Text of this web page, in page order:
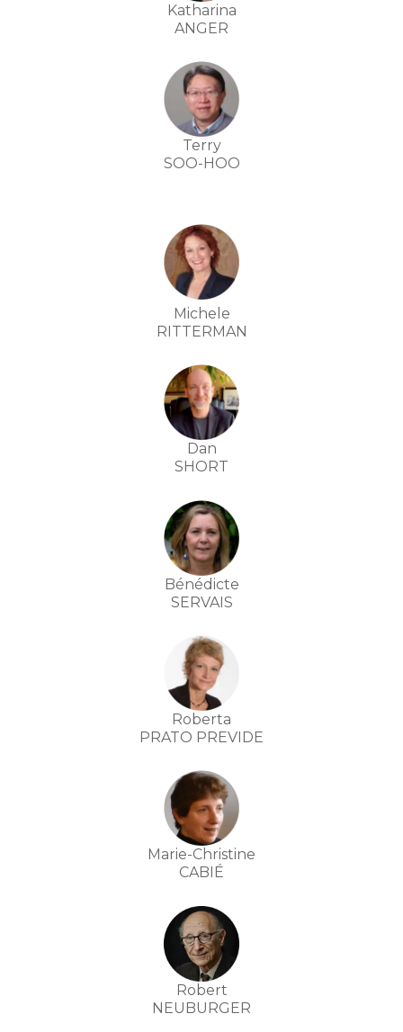
Katharina
ANGER
Terry
SOO-HOO
Michele
RITTERMAN
Dan
SHORT
Bénédicte
SERVAIS
Roberta
PRATO PREVIDE
Marie-Christine
CABIÉ
Robert
NEUBURGER